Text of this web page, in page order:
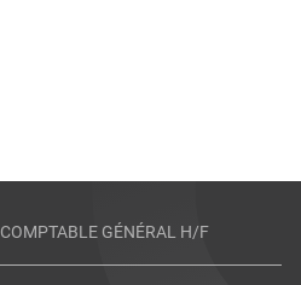
COMPTABLE GÉNÉRAL H/F